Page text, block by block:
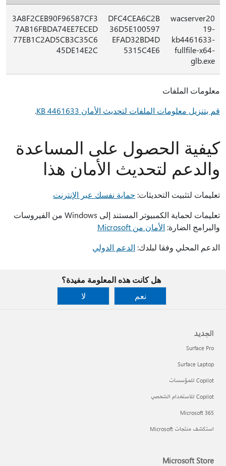
wacserver20
19-
kb4461633-
fullfile-x64-
glb.exe
DFC4CEA6C2B
36D5E100597
EFAD32BD4D
5315C4E6
3A8F2CEB90F96587CF3
7AB16FBDA74EE7ECED
77EB1C2AD5CB3C35C6
45DE14E2C
معلومات الملفات
قم بتنزيل معلومات الملفات لتحديث الأمان 4461633 KB
.
كيفية الحصول على المساعدة
والدعم لتحديث الأمان هذا
تعليمات لتثبيت التحديثات: حماية نفسك عبر الإنترنت
تعليمات لحماية الكمبيوتر المستند إلى Windows من الفيروسات
والبرامج الضارة: الأمان من Microsoft
الدعم المحلي وفقا لبلدك: الدعم الدولي
هل كانت هذه المعلومة مفيدة؟
نعم
لا
الجديد
Surface Pro
Surface Laptop
Copilot للمؤسسات
Copilot للاستخدام الشخصي
Microsoft 365
استكشف منتجات Microsoft
Microsoft Store